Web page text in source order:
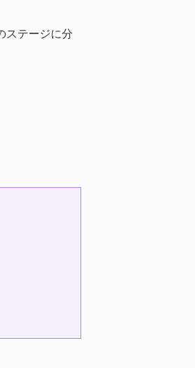
ステージに分